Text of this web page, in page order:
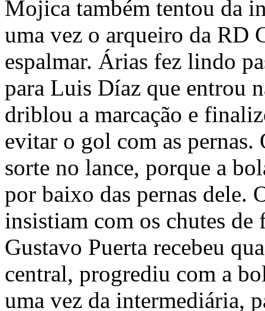
Mojica também tentou da
uma vez o arqueiro da RD
espalmar. Árias fez lindo
para Luis Díaz que entrou
driblou a marcação e
evitar o gol com as pernas.
sorte no lance, porque a
por baixo das pernas dele.
insistiam com os chutes de
Gustavo Puerta recebeu
central, progrediu com a
uma vez da intermediária,